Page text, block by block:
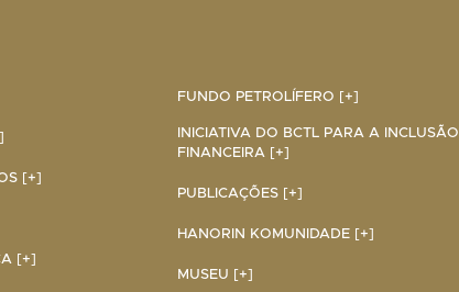
[+]
[+]
FUNDO PETROLÍFERO [+]
INICIATIVA DO BCTL PARA A INCLUSÃO
FINANCEIRA [+]
PUBLICAÇÕES [+]
HANORIN KOMUNIDADE [+]
MUSEU [+]